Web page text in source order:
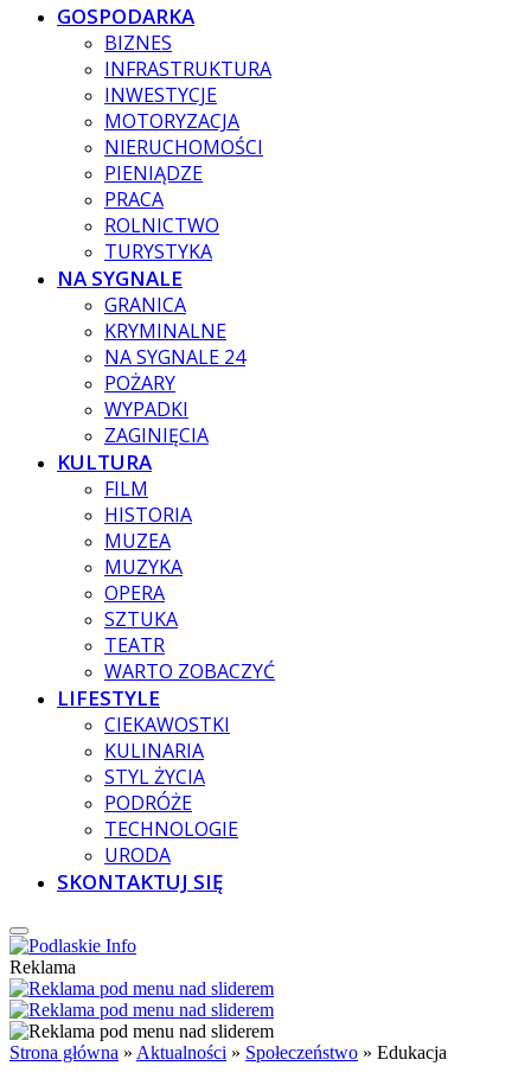
GOSPODARKA
BIZNES
INFRASTRUKTURA
INWESTYCJE
MOTORYZACJA
NIERUCHOMOŚCI
PIENIĄDZE
PRACA
ROLNICTWO
TURYSTYKA
NA SYGNALE
GRANICA
KRYMINALNE
NA SYGNALE 24
POŻARY
WYPADKI
ZAGINIĘCIA
KULTURA
FILM
HISTORIA
MUZEA
MUZYKA
OPERA
SZTUKA
TEATR
WARTO ZOBACZYĆ
LIFESTYLE
CIEKAWOSTKI
KULINARIA
STYL ŻYCIA
PODRÓŻE
TECHNOLOGIE
URODA
SKONTAKTUJ SIĘ
Reklama
Strona główna » Aktualności » Społeczeństwo » Edukacja